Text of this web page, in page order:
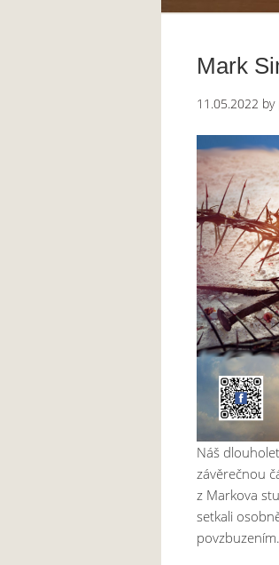
Mark
11.05.2022 by
Náš
závěrečnou
z Markova
setkali
povzbuzením.